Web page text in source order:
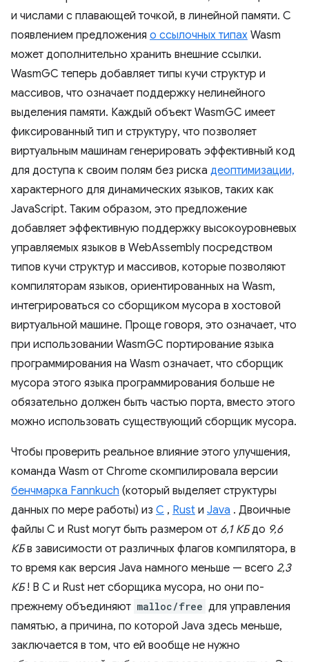
и числами с плавающей точкой, в линейной памяти. С
появлением предложения о ссылочных типах Wasm
может дополнительно хранить внешние ссылки.
WasmGC теперь добавляет типы кучи структур и
массивов, что означает поддержку нелинейного
выделения памяти. Каждый объект WasmGC имеет
фиксированный тип и структуру, что позволяет
виртуальным машинам генерировать эффективный код
для доступа к своим полям без риска деоптимизации,
характерного для динамических языков, таких как
JavaScript. Таким образом, это предложение
добавляет эффективную поддержку высокоуровневых
управляемых языков в WebAssembly посредством
типов кучи структур и массивов, которые позволяют
компиляторам языков, ориентированных на Wasm,
интегрироваться со сборщиком мусора в хостовой
виртуальной машине. Проще говоря, это означает, что
при использовании WasmGC портирование языка
программирования на Wasm означает, что сборщик
мусора этого языка программирования больше не
обязательно должен быть частью порта, вместо этого
можно использовать существующий сборщик мусора.
Чтобы проверить реальное влияние этого улучшения,
команда Wasm от Chrome скомпилировала версии
бенчмарка Fannkuch (который выделяет структуры
данных по мере работы) из C , Rust и Java . Двоичные
файлы C и Rust могут быть размером от 6,1 КБдо 9,6
КБв зависимости от различных флагов компилятора, в
то время как версия Java намного меньше — всего 2,3
КБ! В C и Rust нет сборщика мусора, но они по-
прежнему объединяют malloc/free для управления
памятью, а причина, по которой Java здесь меньше,
заключается в том, что ей вообще не нужно